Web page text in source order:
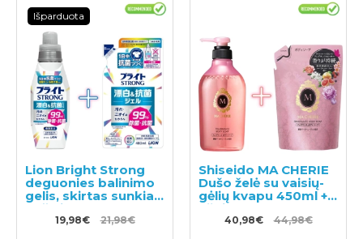
Išparduota
Lion Bright Strong
deguonies balinimo
gelis, skirtas sunkiai
pašalinamoms
dėmėms,
19,98€ 21,98€
Shiseido MA CHERIE
Dušo želė su vaisių-
gėlių kvapu 450ml +
užpildas 350ml
40,98€ 44,98€